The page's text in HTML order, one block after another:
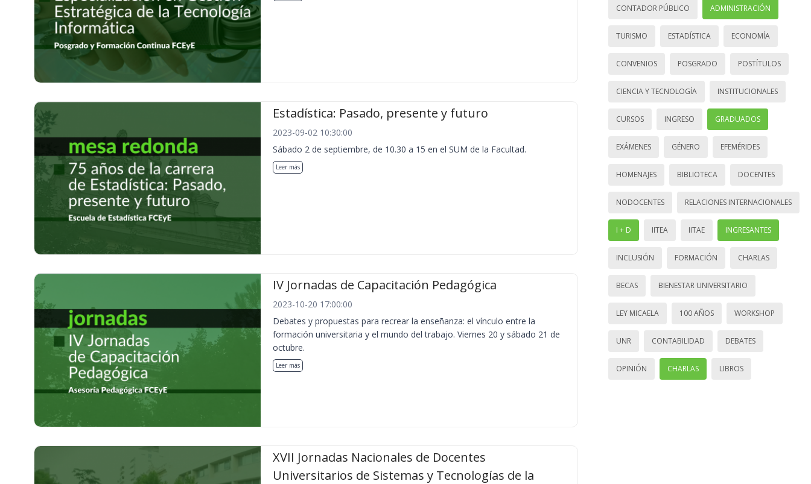
Estadística: Pasado, presente y futuro
2023-09-02 10:30:00
Sábado 2 de septiembre, de 10.30 a 15 en el SUM de la Facultad.
Leer más
IV Jornadas de Capacitación Pedagógica
2023-10-20 17:00:00
Debates y propuestas para recrear la enseñanza: el vínculo entre la
formación universitaria y el mundo del trabajo. Viernes 20 y sábado 21 de
octubre.
Leer más
XVII Jornadas Nacionales de Docentes
Universitarios de Sistemas y Tecnologías de la
CONTADOR PÚBLICO ADMINISTRACIÓN
TURISMO ESTADÍSTICA ECONOMÍA
CONVENIOS POSGRADO POSTÍTULOS
CIENCIA Y TECNOLOGÍA INSTITUCIONALES
CURSOS INGRESO GRADUADOS
EXÁMENES GÉNERO EFEMÉRIDES
HOMENAJES BIBLIOTECA DOCENTES
NODOCENTES RELACIONES INTERNACIONALES
I + D IITEA IITAE INGRESANTES
INCLUSIÓN FORMACIÓN CHARLAS
BECAS BIENESTAR UNIVERSITARIO
LEY MICAELA 100 AÑOS WORKSHOP
UNR CONTABILIDAD DEBATES
OPINIÓN CHARLAS LIBROS